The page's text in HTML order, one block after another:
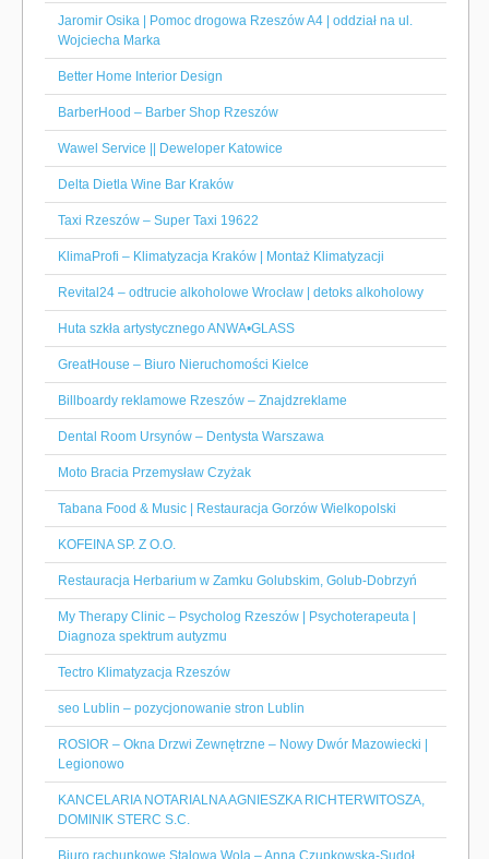
Jaromir Osika | Pomoc drogowa Rzeszów A4 | oddział na ul.
Wojciecha Marka
Better Home Interior Design
BarberHood – Barber Shop Rzeszów
Wawel Service || Deweloper Katowice
Delta Dietla Wine Bar Kraków
Taxi Rzeszów – Super Taxi 19622
KlimaProfi – Klimatyzacja Kraków | Montaż Klimatyzacji
Revital24 – odtrucie alkoholowe Wrocław | detoks alkoholowy
Huta szkła artystycznego ANWA•GLASS
GreatHouse – Biuro Nieruchomości Kielce
Billboardy reklamowe Rzeszów – Znajdzreklame
Dental Room Ursynów – Dentysta Warszawa
Moto Bracia Przemysław Czyżak
Tabana Food & Music | Restauracja Gorzów Wielkopolski
KOFEINA SP. Z O.O.
Restauracja Herbarium w Zamku Golubskim, Golub-Dobrzyń
My Therapy Clinic – Psycholog Rzeszów | Psychoterapeuta |
Diagnoza spektrum autyzmu
Tectro Klimatyzacja Rzeszów
seo Lublin – pozycjonowanie stron Lublin
ROSIOR – Okna Drzwi Zewnętrzne – Nowy Dwór Mazowiecki |
Legionowo
KANCELARIA NOTARIALNA AGNIESZKA RICHTERWITOSZA,
DOMINIK STERC S.C.
Biuro rachunkowe Stalowa Wola – Anna Czupkowska-Sudoł